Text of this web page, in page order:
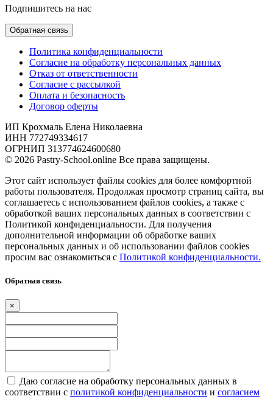
Подпишитесь на нас
Обратная связь
Политика конфиденциальности
Согласие на обработку персональных данных
Отказ от ответственности
Согласие с рассылкой
Оплата и безопасность
Договор оферты
ИП Крохмаль Елена Николаевна
ИНН 772749334617
ОГРНИП 313774624600680
© 2026 Pastry-School.online Все права защищены.
Этот сайт использует файлы cookies для более комфортной
работы пользователя. Продолжая просмотр страниц сайта, вы
соглашаетесь с использованием файлов cookies, а также с
обработкой ваших персональных данных в соответствии с
Политикой конфиденциальности. Для получения
дополнительной информации об обработке ваших
персональных данных и об использовании файлов cookies
просим вас ознакомиться с Политикой конфиденциальности.
Обратная связь
×
Даю согласие на обработку персональных данных в
соответствии с политикой конфиденциальности и согласием